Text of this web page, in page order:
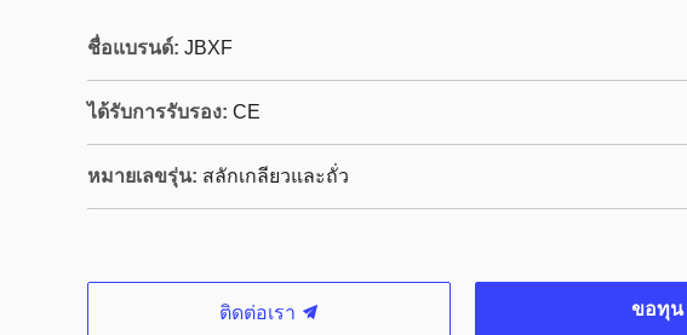
ชื่อแบรนด์: JBXF
ได้รับการรับรอง: CE
หมายเลขรุ่น: สลักเกลียวและถั่ว
ติดต่อเรา ขอทุน